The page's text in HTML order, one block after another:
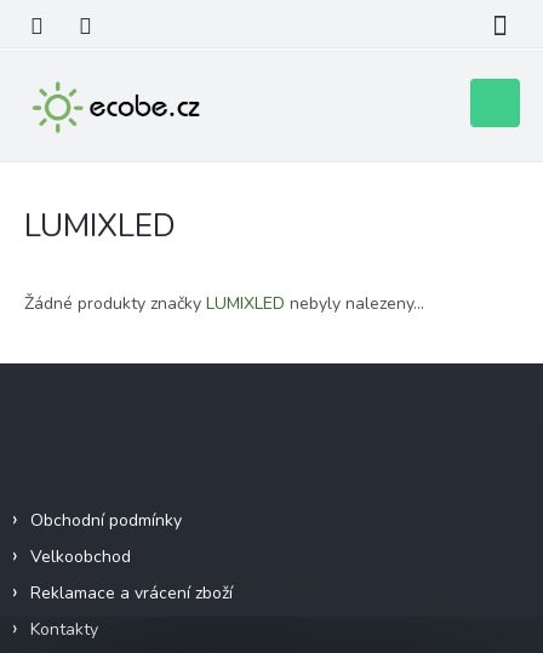
obsah
košík
LUMIXLED
Žádné produkty značky LUMIXLED nebyly nalezeny...
Obchodní podmínky
Velkoobchod
Reklamace a vrácení zboží
Kontakty